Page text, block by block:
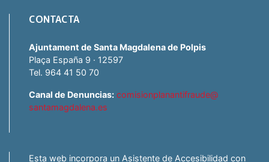
CONTACTA
Ajuntament de Santa Magdalena de Polpis
Plaça España 9 · 12597
Tel. 964 41 50 70
Canal de Denuncias: comisionplanantifraude@
santamagdalena.es
Esta web incorpora un Asistente de Accesibilidad con